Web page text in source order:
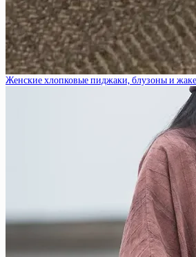
Женские хлопковые пиджаки, блузоны и